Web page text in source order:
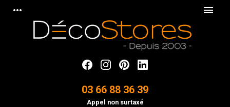
more_horiz menu
03 66 88 36 39
Appel non surtaxé